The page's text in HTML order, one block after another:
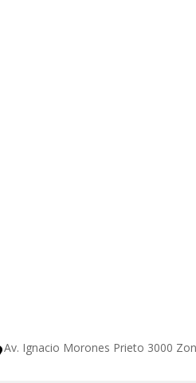
Av. Ignacio Morones Prieto 3000